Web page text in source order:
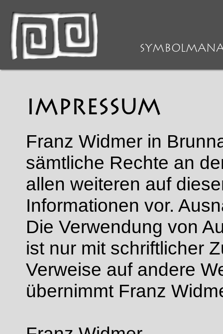
IMPRESSUM
Franz Widmer in
sämtliche Rechte an
allen weiteren auf
Informationen vor.
Die Verwendung von
ist nur mit schriftlicher
Verweise auf andere
übernimmt Franz
>IMPRESSUM